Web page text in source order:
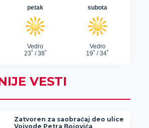
VESTI
Zatvoren za saobraćaj deo ulice
Vojvode Petra Bojovića